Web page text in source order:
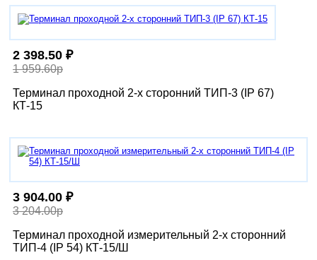
2 398.50 ₽
1 959.60р
Терминал проходной 2-х сторонний ТИП-3 (IP 67)
КТ-15
3 904.00 ₽
3 204.00р
Терминал проходной измерительный 2-х сторонний
ТИП-4 (IP 54) КТ-15/Ш